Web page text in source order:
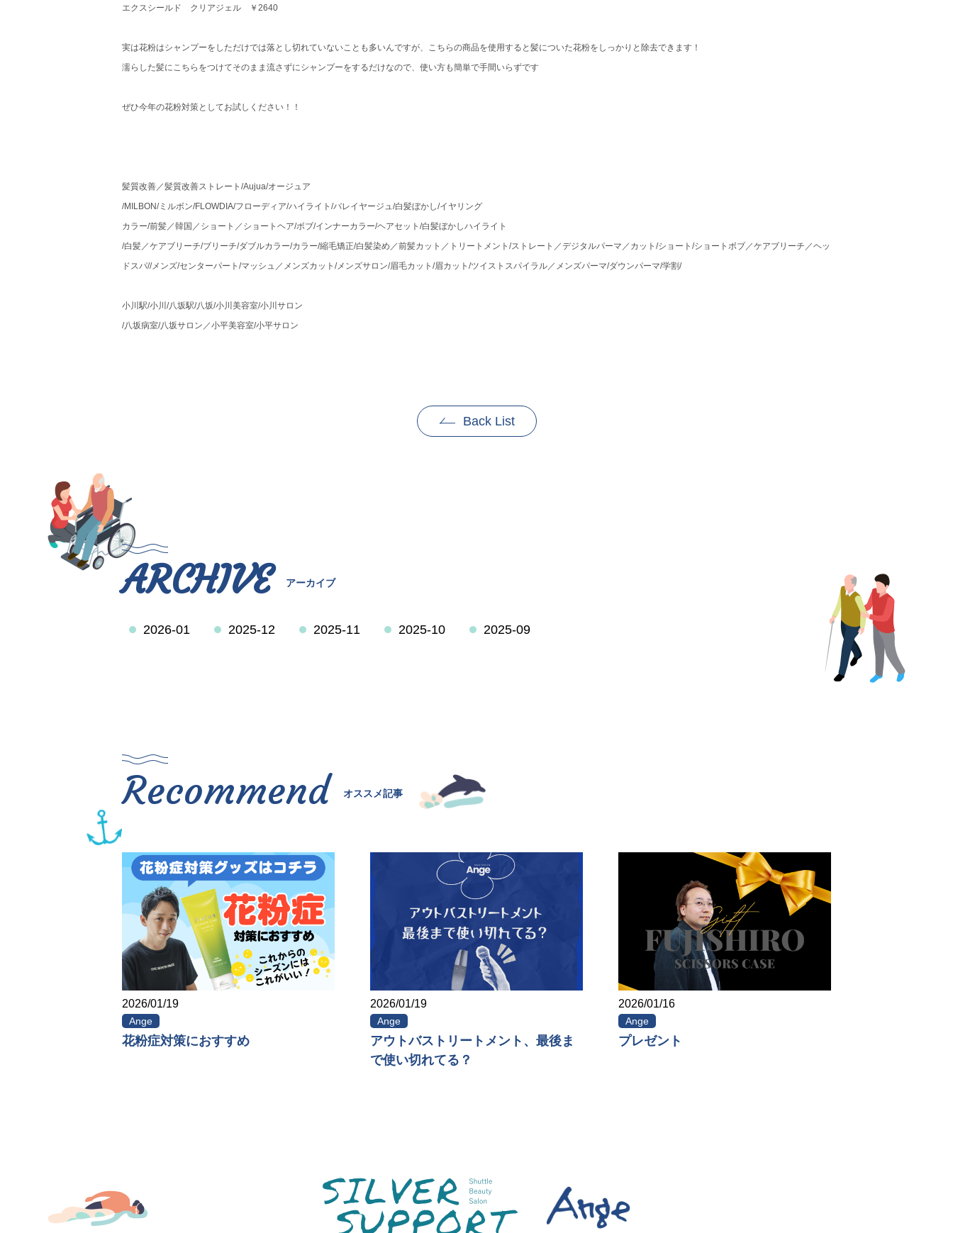
エクスシールド クリアジェル ￥2640
実は花粉はシャンプーをしただけでは落とし切れていないことも多いんですが、こちらの商品を使用すると髪についた花粉をしっかりと除去できます！
濡らした髪にこちらをつけてそのまま流さずにシャンプーをするだけなので、使い方も簡単で手間いらずです
ぜひ今年の花粉対策としてお試しください！！
髪質改善／髪質改善ストレート/Aujua/オージュア
/MILBON/ミルボン/FLOWDIA/フローディア/ハイライト/バレイヤージュ/白髪ぼかし/イヤリング
カラー/前髪／韓国／ショート／ショートヘア/ボブ/インナーカラー/ヘアセット/白髪ぼかしハイライト
/白髪／ケアブリーチ/ブリーチ/ダブルカラー/カラー/縮毛矯正/白髪染め／前髪カット／トリートメント/ストレート／デジタルパーマ／カット/ショート/ショートボブ／ケアブリーチ／ヘッ
ドスパ//メンズ/センターパート/マッシュ／メンズカット/メンズサロン/眉毛カット/眉カット/ツイストスパイラル／メンズパーマ/ダウンパーマ/学割/
小川駅/小川/八坂駅/八坂/小川美容室/小川サロン
/八坂病室/八坂サロン／小平美容室/小平サロン
Back List
ARCHIVE アーカイブ
2026-01 2025-12 2025-11 2025-10 2025-09
Recommend オススメ記事
2026/01/19
Ange
花粉症対策におすすめ
2026/01/19
Ange
アウトバストリートメント、最後ま
で使い切れてる？
2026/01/16
Ange
プレゼント